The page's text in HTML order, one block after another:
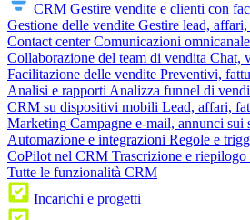
CRM Gestire vendite e clienti con
Gestione delle vendite Gestire lead,
Contact center Comunicazioni
Collaborazione del team di vendita Chat,
Facilitazione delle vendite Preventivi,
Analisi e rapporti Analizza funnel di
CRM su dispositivi mobili Lead, affari,
Marketing Campagne e-mail, annunci
Automazione e integrazioni Regole e
CoPilot nel CRM Trascrizione e
Tutte le funzionalità CRM
Incarichi e progetti